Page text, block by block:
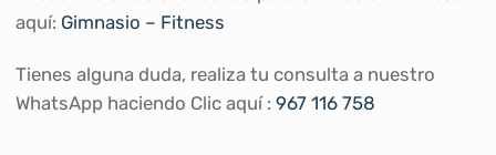
aquí: Gimnasio – Fitness
Tienes alguna duda, realiza tu consulta a nuestro
WhatsApp haciendo Clic aquí : 967 116 758